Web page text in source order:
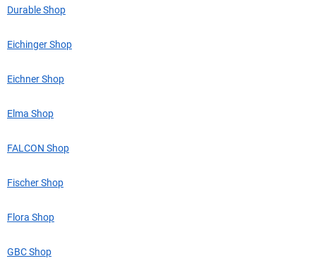
Durable Shop
Eichinger Shop
Eichner Shop
Elma Shop
FALCON Shop
Fischer Shop
Flora Shop
GBC Shop